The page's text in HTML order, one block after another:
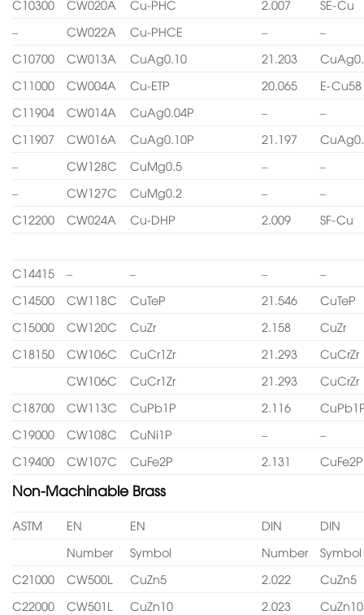
C10300
CW020A Cu-PHC 2.007
SE-Cu
–
CW022A Cu-PHCE –
–
C10700
CW013A CuAg0.10 21.203
C11000
CW004A Cu-ETP 20.065
E-Cu58
C11904
CW014A CuAg0.04P –
–
C11907
CW016A CuAg0.10P 21.197
–
CW128C CuMg0.5 –
–
–
CW127C CuMg0.2 –
–
C12200
CW024A Cu-DHP 2.009 SF-Cu
C14415 – – –
–
C14500
CW118C CuTeP 21.546
CuTeP
C15000
CW120C CuZr 2.158
CuZr
C18150
CW106C CuCr1Zr 21.293
CuCrZr
CW106C
CuCr1Zr 21.293
CuCrZr
C18700
CW113C CuPb1P 2.116
C19000
CW108C CuNi1P –
–
C19400
CW107C CuFe2P 2.131 CuFe2P
Non-Machinable Brass
ASTM EN EN DIN
DIN
Number
Symbol Number
Symbol
C21000
CW500L CuZn5 2.022
CuZn5
C22000
CW501L CuZn10 2.023
CuZn10